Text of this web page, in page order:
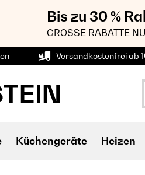
Bis zu 30 %
GROSSE RABATTE
Versandkostenfrei ab
Küchengeräte Heizen